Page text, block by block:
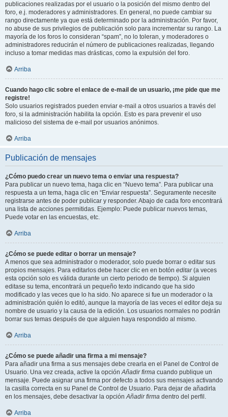
publicaciones realizadas por el usuario o la posición del mismo dentro del
foro, e.j. moderadores y administradores. En general, no puede cambiar su
rango directamente ya que está determinado por la administración. Por favor,
no abuse de sus privilegios de publicación solo para incrementar su rango. La
mayoría de los foros lo consideran “spam”, no lo toleran, y moderadores o
administradores reducirán el número de publicaciones realizadas, llegando
incluso a tomar medidas mas drásticas, como la expulsión del foro.
Arriba
Cuando hago clic sobre el enlace de e-mail de un usuario, ¡me pide que me
registre!
Solo usuarios registrados pueden enviar e-mail a otros usuarios a través del
foro, si la administración habilita la opción. Esto es para prevenir el uso
malicioso del sistema de e-mail por usuarios anónimos.
Arriba
Publicación de mensajes
¿Cómo puedo crear un nuevo tema o enviar una respuesta?
Para publicar un nuevo tema, haga clic en “Nuevo tema”. Para publicar una
respuesta a un tema, haga clic en “Enviar respuesta”. Seguramente necesite
registrarse antes de poder publicar y responder. Abajo de cada foro encontrará
una lista de acciones permitidas. Ejemplo: Puede publicar nuevos temas,
Puede votar en las encuestas, etc.
Arriba
¿Cómo se puede editar o borrar un mensaje?
A menos que sea administrador o moderador, solo puede borrar o editar sus
propios mensajes. Para editarlos debe hacer clic en en botón editar(a veces
esta opción solo es válida durante un cierto periodo de tiempo). Si alguien
editase su tema, encontrará un pequeño texto indicando que ha sido
modificado y las veces que lo ha sido. No aparece si fue un moderador o la
administración quién lo editó, aunque la mayoría de las veces el editor deja su
nombre de usuario y la causa de la edición. Los usuarios normales no podrán
borrar sus temas después de que alguien haya respondido al mismo.
Arriba
¿Cómo se puede añadir una firma a mi mensaje?
Para añadir una firma a sus mensajes debe crearla en el Panel de Control de
Usuario. Una vez creada, active la opciónAñadir firma cuando publique un
mensaje. Puede asignar una firma por defecto a todos sus mensajes activando
la casilla correcta en su Panel de Control de Usuario. Para dejar de añadirla
en los mensajes, debe desactivar la opciónAñadir firma dentro del perfil.
Arriba